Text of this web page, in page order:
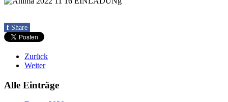
f Share
Zurück
Weiter
Alle Einträge